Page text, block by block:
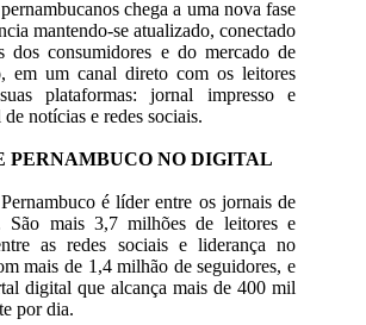
chega a uma nova fase
mantendo-se atualizado, conectado
dos consumidores e do mercado de
em um canal direto com os leitores
plataformas: jornal impresso e
notícias e redes sociais.
PERNAMBUCO NO DIGITAL
é líder entre os jornais de
São mais 3,7 milhões de leitores e
as redes sociais e liderança no
mais de 1,4 milhão de seguidores, e
digital que alcança mais de 400 mil
por dia.